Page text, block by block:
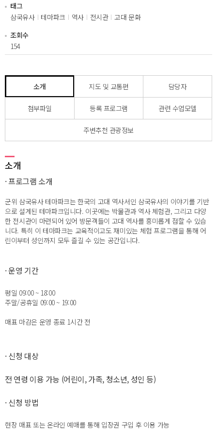
태그
삼국유사
테마파크 역사 전시관
고대 문화
조회수
154
소개 지도 및 교통편 담당자
첨부파일 등록 프로그램 관련 수업모델
주변추천 관광정보
소개
· 프로그램 소개
군위 삼국유사 테마파크는 한국의 고대 역사서인 삼국유사의 이야기를 기반
으로 설계된 테마파크입니다. 이곳에는 박물관과 역사 체험관, 그리고 다양
한 전시관이 마련되어 있어 방문객들이 고대 역사를 흥미롭게 접할 수 있습
니다. 특히 이 테마파크는 교육적이고도 재미있는 체험 프로그램을 통해 어
린이부터 성인까지 모두 즐길 수 있는 공간입니다.
· 운영 기간
평일 09:00 ~ 18:00
주말/공휴일 09:00 ~ 19:00
매표 마감은 운영 종료 1시간 전
· 신청 대상
전 연령 이용 가능 (어린이, 가족, 청소년, 성인 등)
· 신청 방법
현장 매표 또는 온라인 예매를 통해 입장권 구입 후 이용 가능